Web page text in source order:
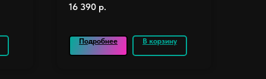
Размер основания 80 х 56 см.
Количество элементов: 25
16 390 р.
Подробнее В корзину